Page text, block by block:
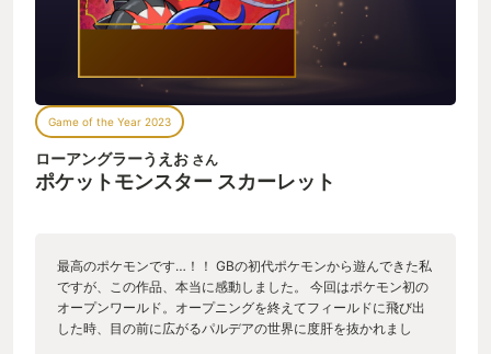
Game of the Year 2023
ローアングラーうえお さん
ポケットモンスター スカーレット
最高のポケモンです…！！ GBの初代ポケモンから遊んできた私
ですが、この作品、本当に感動しました。 今回はポケモン初の
オープンワールド。オープニングを終えてフィールドに飛び出
した時、目の前に広がるパルデアの世界に度肝を抜かれまし